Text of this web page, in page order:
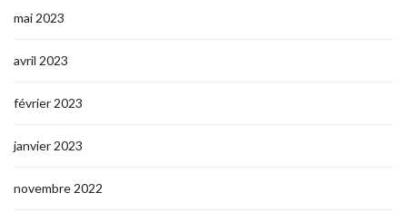
mai 2023
avril 2023
février 2023
janvier 2023
novembre 2022